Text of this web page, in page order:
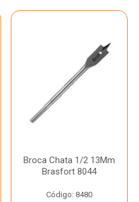
Broca Chata 1/2 13Mm
Brasfort 8044
Código: 8480